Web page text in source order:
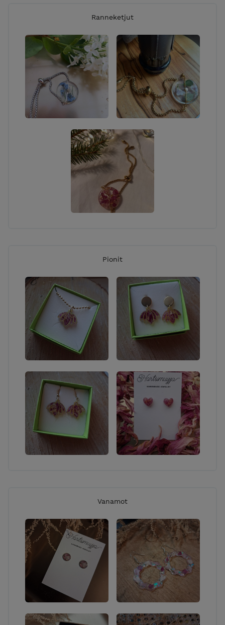
Ranneketjut
Pionit
Vanamot